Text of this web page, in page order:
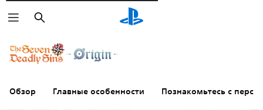
Поиск
Обзор Главные особенности Познакомьтесь с